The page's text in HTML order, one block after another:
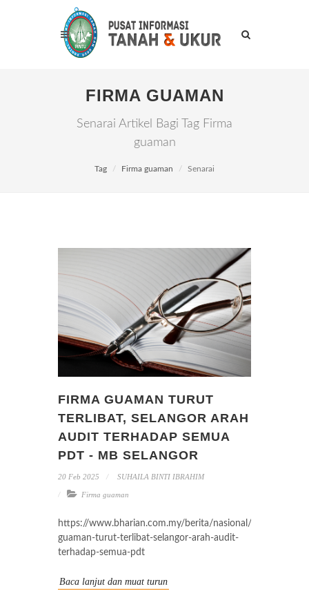
FIRMA GUAMAN
Senarai Artikel Bagi Tag Firma
guaman
Tag Firma guaman Senarai
FIRMA GUAMAN TURUT
TERLIBAT, SELANGOR ARAH
AUDIT TERHADAP SEMUA
PDT - MB SELANGOR
20 Feb 2025 SUHAILA BINTI IBRAHIM
Firma guaman
https://www.bharian.com.my/berita/nasional/2025/02/
guaman-turut-terlibat-selangor-arah-audit-
terhadap-semua-pdt
Baca lanjut dan muat turun